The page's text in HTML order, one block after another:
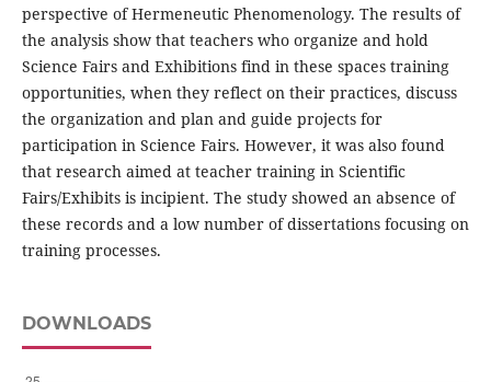
perspective of Hermeneutic Phenomenology. The results of
the analysis show that teachers who organize and hold
Science Fairs and Exhibitions find in these spaces training
opportunities, when they reflect on their practices, discuss
the organization and plan and guide projects for
participation in Science Fairs. However, it was also found
that research aimed at teacher training in Scientific
Fairs/Exhibits is incipient. The study showed an absence of
these records and a low number of dissertations focusing on
training processes.
DOWNLOADS